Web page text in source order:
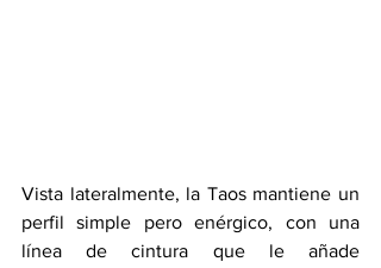
Vista lateralmente, la Taos mantiene un
perfil simple pero enérgico, con una
línea de cintura que le añade